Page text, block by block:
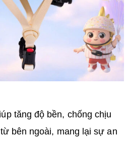
tăng độ bền, chống chịu
bên ngoài, mang lại sự an